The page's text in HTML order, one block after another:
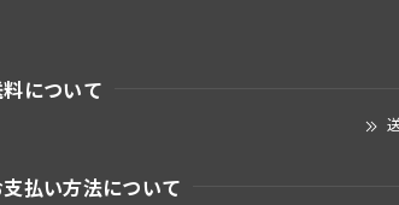
について
払い方法について